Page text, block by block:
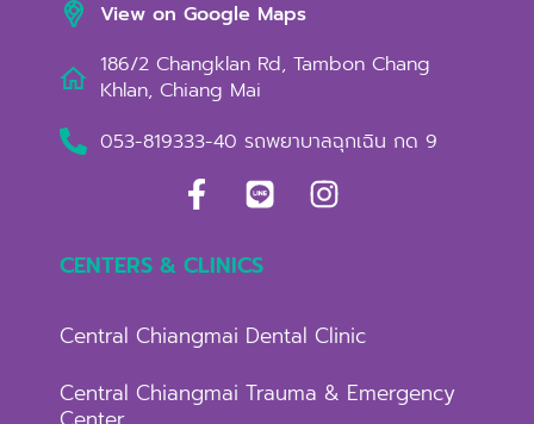
View on Google Maps
186/2 Changklan Rd, Tambon Chang
Khlan, Chiang Mai
053-819333-40 รถพยาบาลฉุกเฉิน กด 9
CENTERS & CLINICS
Central Chiangmai Dental Clinic
Central Chiangmai Trauma & Emergency